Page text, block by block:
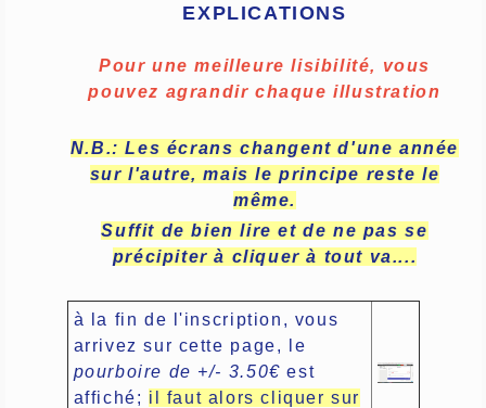
EXPLICATIONS
Pour une meilleure lisibilité, vous
pouvez agrandir chaque illustration
N.B.: Les écrans changent d'une année
sur l'autre, mais le principe reste le
même.
Suffit de bien lire et de ne pas se
précipiter à cliquer à tout va....
à la fin de l'inscription, vous
arrivez sur cette page, le
pourboire de +/- 3.50€ est
affiché; il faut alors cliquer sur